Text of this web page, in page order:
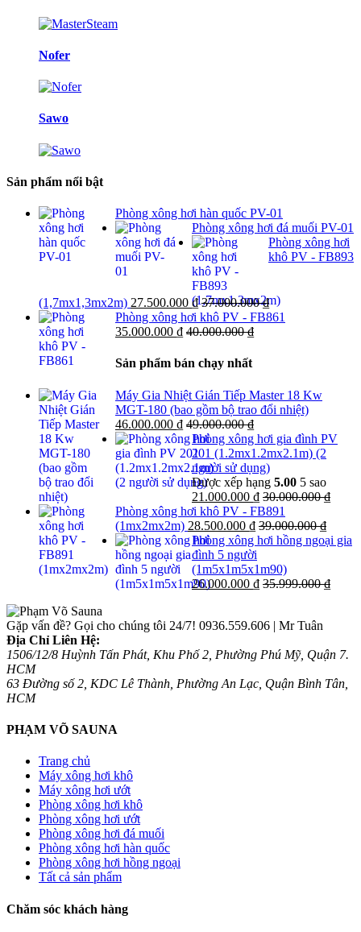
Nofer
Sawo
Sản phẩm nổi bật
Phòng xông hơi hàn quốc PV-01
Phòng xông hơi đá muối PV-01
Phòng xông hơi
khô PV - FB893
(1,7mx1,3mx2m) 27.500.000 ₫ 37.000.000₫
Phòng xông hơi khô PV - FB861
35.000.000 ₫ 40.000.000₫
Sản phẩm bán chạy nhất
Máy Gia Nhiệt Gián Tiếp Master 18 Kw
MGT-180 (bao gồm bộ trao đổi nhiệt)
46.000.000 ₫ 49.000.000₫
Phòng xông hơi gia đình PV
201 (1.2mx1.2mx2.1m) (2
người sử dụng)
Được xếp hạng 5.00 5 sao
21.000.000 ₫ 30.000.000₫
Phòng xông hơi khô PV - FB891
(1mx2mx2m) 28.500.000 ₫ 39.000.000₫
Phòng xông hơi hồng ngoại gia
đình 5 người
(1m5x1m5x1m90)
26.000.000 ₫ 35.999.000₫
Gặp vấn đề? Gọi cho chúng tôi 24/7! 0936.559.606 | Mr Tuân
Địa Chỉ Liên Hệ:
1506/12/8 Huỳnh Tấn Phát, Khu Phố 2, Phường Phú Mỹ, Quận 7.
HCM
63 Đường số 2, KDC Lê Thành, Phường An Lạc, Quận Bình Tân,
HCM
PHẠM VÕ SAUNA
Trang chủ
Máy xông hơi khô
Máy xông hơi ướt
Phòng xông hơi khô
Phòng xông hơi ướt
Phòng xông hơi đá muối
Phòng xông hơi hàn quốc
Phòng xông hơi hồng ngoại
Tất cả sản phẩm
Chăm sóc khách hàng